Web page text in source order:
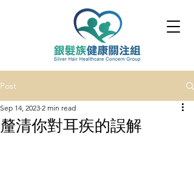
Post
釐清你對耳疾的誤解
Sep 14, 2023 2 min read